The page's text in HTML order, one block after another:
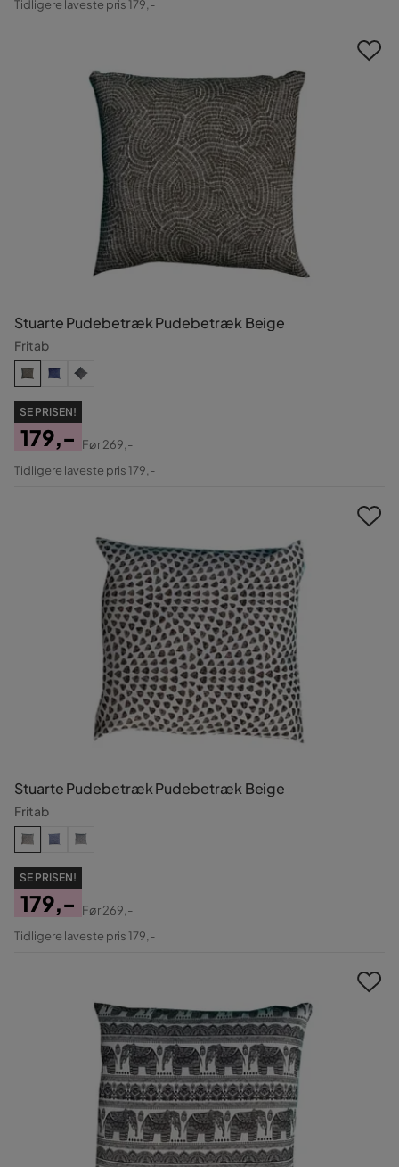
Tidligere laveste pris 179,-
Stuarte Pudebetræk Pudebetræk Beige
Fritab
SE PRISEN!
Pris
179,-
Original
Før269,-
Tidligere laveste pris 179,-
Stuarte Pudebetræk Pudebetræk Beige
Fritab
SE PRISEN!
Pris
179,-
Original
Før269,-
Tidligere laveste pris 179,-